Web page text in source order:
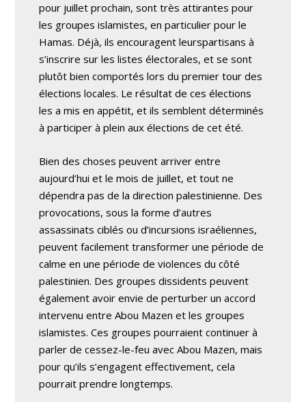
pour juillet prochain, sont très attirantes pour
les groupes islamistes, en particulier pour le
Hamas. Déjà, ils encouragent leurspartisans à
s’inscrire sur les listes électorales, et se sont
plutôt bien comportés lors du premier tour des
élections locales. Le résultat de ces élections
les a mis en appétit, et ils semblent déterminés
à participer à plein aux élections de cet été.
Bien des choses peuvent arriver entre
aujourd’hui et le mois de juillet, et tout ne
dépendra pas de la direction palestinienne. Des
provocations, sous la forme d’autres
assassinats ciblés ou d’incursions israéliennes,
peuvent facilement transformer une période de
calme en une période de violences du côté
palestinien. Des groupes dissidents peuvent
également avoir envie de perturber un accord
intervenu entre Abou Mazen et les groupes
islamistes. Ces groupes pourraient continuer à
parler de cessez-le-feu avec Abou Mazen, mais
pour qu’ils s’engagent effectivement, cela
pourrait prendre longtemps.